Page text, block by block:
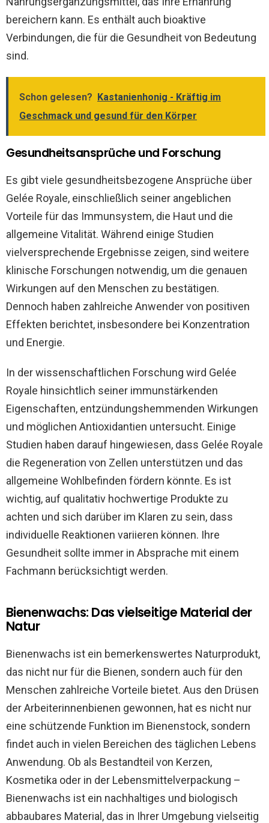
bereichern kann. Es enthält auch bioaktive
Verbindungen, die für die Gesundheit von Bedeutung
sind.
Schon gelesen? Kastanienhonig - Kräftig im
Geschmack und gesund für den Körper
Gesundheitsansprüche und Forschung
Es gibt viele gesundheitsbezogene Ansprüche über
Gelée Royale, einschließlich seiner angeblichen
Vorteile für das Immunsystem, die Haut und die
allgemeine Vitalität. Während einige Studien
vielversprechende Ergebnisse zeigen, sind weitere
klinische Forschungen notwendig, um die genauen
Wirkungen auf den Menschen zu bestätigen.
Dennoch haben zahlreiche Anwender von positiven
Effekten berichtet, insbesondere bei Konzentration
und Energie.
In der wissenschaftlichen Forschung wird Gelée
Royale hinsichtlich seiner immunstärkenden
Eigenschaften, entzündungshemmenden Wirkungen
und möglichen Antioxidantien untersucht. Einige
Studien haben darauf hingewiesen, dass Gelée Royale
die Regeneration von Zellen unterstützen und das
allgemeine Wohlbefinden fördern könnte. Es ist
wichtig, auf qualitativ hochwertige Produkte zu
achten und sich darüber im Klaren zu sein, dass
individuelle Reaktionen variieren können. Ihre
Gesundheit sollte immer in Absprache mit einem
Fachmann berücksichtigt werden.
Bienenwachs: Das vielseitige Material der
Natur
Bienenwachs ist ein bemerkenswertes Naturprodukt,
das nicht nur für die Bienen, sondern auch für den
Menschen zahlreiche Vorteile bietet. Aus den Drüsen
der Arbeiterinnenbienen gewonnen, hat es nicht nur
eine schützende Funktion im Bienenstock, sondern
findet auch in vielen Bereichen des täglichen Lebens
Anwendung. Ob als Bestandteil von Kerzen,
Kosmetika oder in der Lebensmittelverpackung –
Bienenwachs ist ein nachhaltiges und biologisch
abbaubares Material, das in Ihrer Umgebung vielseitig